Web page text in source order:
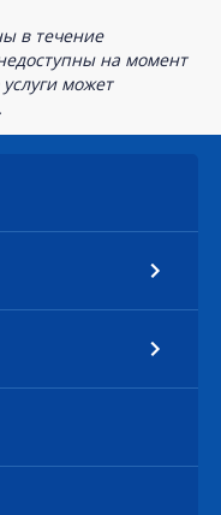
в течение
на момент
может